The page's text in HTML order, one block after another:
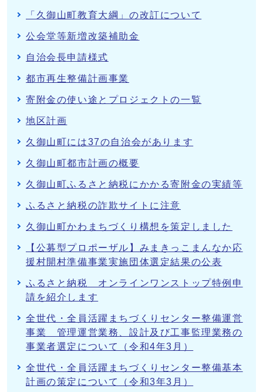
「久御山町教育大綱」の改訂について
公会堂等新増改築補助金
自治会長申請様式
都市再生整備計画事業
寄附金の使い途とプロジェクトの一覧
地区計画
久御山町には37の自治会があります
久御山町都市計画の概要
久御山町ふるさと納税にかかる寄附金の実績等
ふるさと納税の詐欺サイトに注意
久御山町かわまちづくり構想を策定しました
【公募型プロポーザル】みまきっこまんなか応
援村開村準備事業実施団体選定結果の公表
ふるさと納税 オンラインワンストップ特例申
請を紹介します
全世代・全員活躍まちづくりセンター整備運営
事業 管理運営業務、設計及び工事監理業務の
事業者選定について（令和4年3月）
全世代・全員活躍まちづくりセンター整備基本
計画の策定について（令和3年3月）